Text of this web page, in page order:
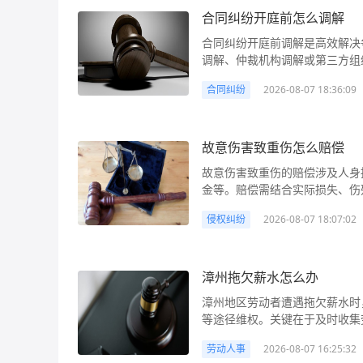
且上述途径无效，可准备起诉
合同履行地法院提起诉讼，要求解除合同并退还费用
权益保护法》第二十六条：“经
规定，不得利用格式条款并借
前，当事人一方明确表示或者
致使不能实现合同目的；（五
十八条：“电子商务平台经营者
合保障人身、财产安全的要求
与该平台内经营者承担连带责
“平台商家虚假宣传怎么办”“预
怎么解决”等，若你遇到此类问
师帮你高效解决纠纷。
按实际支出计算，包括挂号费
骨折治疗花费医疗费1.2万元
定意见）和收入状况计算。有
业平均工资。公式：误工费=误
事同等级别护理的劳务报酬标
级）和受诉法院所在地上一年
式：残疾赔偿金=人均收入×20
故意伤害导致严重精神痛苦的
沟通，明确赔偿项目及金额，
功的，由调解机构出具调解书
息、医疗记录、监控录像、鉴
后，会依法开庭审理并作出判
查起诉阶段或法院审判阶段，
物质损失（精神损害抚慰金一般不支持，
决。 5. 提起诉讼或刑事报案：
政府部门责令支付后仍拒不支付，可向
欠工资本金：按双方约定的工
等。 2. 逾期支付赔偿金：根据
加付赔偿金。例如，拖欠工资
过工会、行业协会等第三方调
政投诉：向劳动监察部门投诉
款。投诉时需提交身份证复印
纷的法定前置程序，仲裁周期
为1年，超期可能丧失胜诉权
劳动报酬罪”的刑事责任，最高可判处7年有期徒刑。 法律
百七十六条之一：“以转移财产
付劳动者的劳动报酬，数额较
《中华人民共和国劳动合同法
型）、数量（如货物数量、服
额、支付方式）、履行期限或
新设备”购买，属于对标的质量
误”，即当事人因自身疏忽、
身原因导致的误解；若卖方故
真实意愿不符”。即当事人如果
作“代表作”卖给收藏家，若知
表示显然与真实意愿相悖。 4.
导致秋收减产50%，属于造成
方仅是“不知情”或“无提醒义务
义务），则仍可能认定为重大误解。 行动建议： 1. 立即固定证据：发现可能存在
第一时间收集能证明“误解存在
明误解内容的客观证据（如产
录、维修费用、减产证明等）
协商无果时，通过法院诉讼是
利救济。 例如，小王租赁了李
偿金额无法协商一致，小王可向法院
院处理租赁合同纠纷时，首先
修责任、转租约定等）和实际
成违约，出租人未提供符合约
外，举证责任分配遵循“谁主张
定或约定事由（如不可抗力、
（银行转账记录、收据）、双
时照片、维修记录、物业费缴
报告）等，确保证据链完整。
（如房屋所在地）。若合同中
确诉讼请求：根据纠纷类型确
合同纠纷开庭前怎么调解
合同纠纷开庭前调解是高效解
调解、仲裁机构调解或第三方
系，是纠纷解决的优先选择。 合同纠纷开庭前怎么调
关系或追求高效解决的当事人
约金，最终达成双赢，这就是
调解的核心是“自愿原则”，即
据相关规定，调解可由不同主
接申请强制执行；若为双方自
确认后同样具备强制执行力。
议： 1. 梳理纠纷事实与证据：
依据，避免因事实不清导致调
合同纠纷 2026-08-07 18:36:09
故意伤害致重伤怎么赔偿
故意伤害致重伤的赔偿涉及人
金等。赔偿需结合实际损失、
围，区分刑事与民事赔偿的差
治、误工减少的收入、残疾后
重伤二级，经鉴定为八级伤残
具体金额需结合当地经济水平和伤残等级计算。 法律解析：
伤的民事赔偿适用人身损害赔
侵权纠纷 2026-08-07 18:07:02
漳州拖欠薪水怎么办
漳州地区劳动者遭遇拖欠薪水
等途径维权。关键在于及时收
委员会申请仲裁，对仲裁结果
劳动人事 2026-08-07 16:25:32